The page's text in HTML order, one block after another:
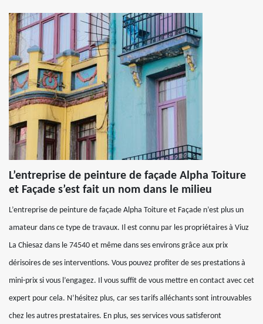
L’entreprise de peinture de façade Alpha Toiture
et Façade s’est fait un nom dans le milieu
L’entreprise de peinture de façade Alpha Toiture et Façade n’est plus un
amateur dans ce type de travaux. Il est connu par les propriétaires à Viuz
La Chiesaz dans le 74540 et même dans ses environs grâce aux prix
dérisoires de ses interventions. Vous pouvez profiter de ses prestations à
mini-prix si vous l’engagez. Il vous suffit de vous mettre en contact avec cet
expert pour cela. N’hésitez plus, car ses tarifs alléchants sont introuvables
chez les autres prestataires. En plus, ses services vous satisferont